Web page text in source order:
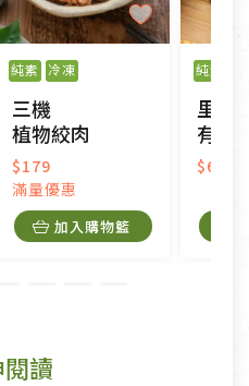
純素 冷凍
三機
植物絞肉
$179
滿量優惠
加入購物籃
純素
里仁
有機
$62
讀